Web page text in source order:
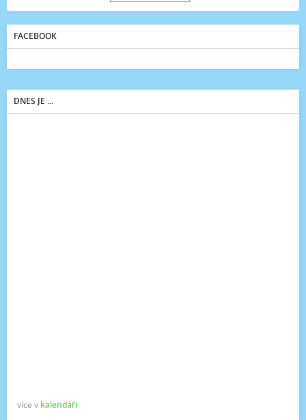
FACEBOOK
DNES JE ...
více v kalendáři